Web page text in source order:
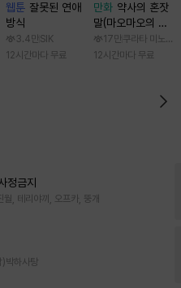
/ 아기토기 아쿠미
웹툰 잘못된 연애
방식
3.4만 SIK
12시간마다 무료
만화 약사의 혼잣
말(마오마오의 후
궁 수수께끼 풀이
수첩)
17만 쿠라타 미노지
12시간마다 무료
정금지
, 테리야끼, 오프카, 뚱개
박하사탕